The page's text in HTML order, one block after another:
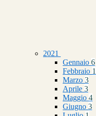
2021
Gennaio 6
Febbraio 1
Marzo 3
Aprile 3
Maggio 4
Giugno 3